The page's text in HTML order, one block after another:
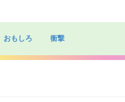
おもしろ 衝撃